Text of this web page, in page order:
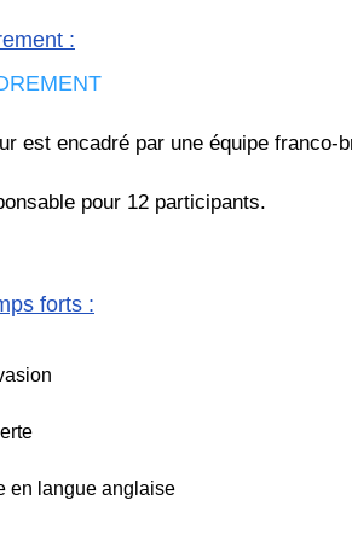
:
est encadré par une équipe franco-
pour 12 participants.
forts :
en langue anglaise